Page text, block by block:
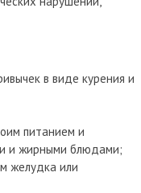
в виде курения и
питанием и
и жирными блюдами;
желудка или